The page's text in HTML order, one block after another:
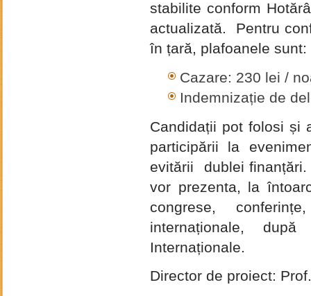
stabilite conform
actualizată. Pentru
în țară, plafoanele sunt:
Cazare: 230 lei /
Indemnizație de
Candidații pot folosi și
participării la
evitării dublei finanțări.
vor prezenta, la
congrese,
internaționale,
Internaționale.
Director de proiect: